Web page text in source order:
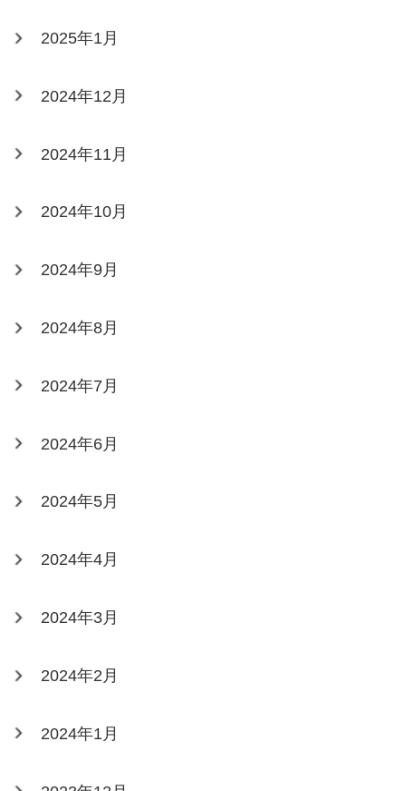
2025年1月
2024年12月
2024年11月
2024年10月
2024年9月
2024年8月
2024年7月
2024年6月
2024年5月
2024年4月
2024年3月
2024年2月
2024年1月